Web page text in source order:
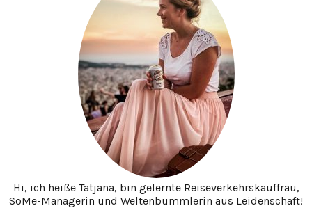
Hi, ich heiße Tatjana, bin gelernte Reiseverkehrskauffrau,
SoMe-Managerin und Weltenbummlerin aus Leidenschaft!